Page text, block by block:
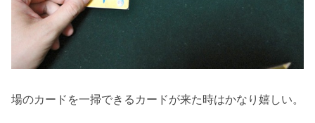
場のカードを一掃できるカードが来た時はかなり嬉しい。